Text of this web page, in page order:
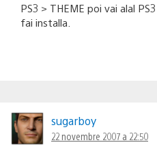
PS3 > THEME poi vai alal
fai installa.
sugarboy
22 novembre 2007 a 22:50